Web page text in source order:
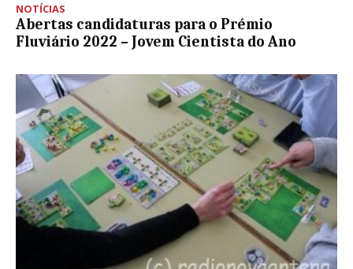
NOTÍCIAS
Abertas candidaturas para o Prémio
Fluviário 2022 – Jovem Cientista do Ano